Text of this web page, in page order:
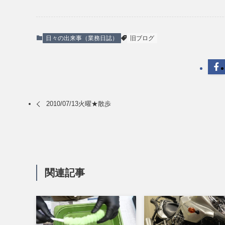
日々の出来事（業務日誌） 旧ブログ
2010/07/13火曜★散歩
関連記事